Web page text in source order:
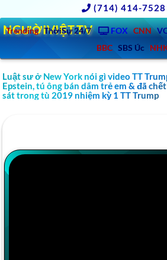
(714) 414-7528
Trending ThờiSự 24/7 FOX CNN
BBC SBS Úc
NGƯỜIVIỆT.TV
Luật sư ở New York nói gì video TT
Epstein, tú ông bán dâm trẻ em & đã
sát trong tù 2019 nhiệm kỳ 1 TT Trump
trời của Rambo Refund team.